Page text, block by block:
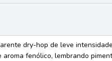
dry-hop de leve
fenólico, lembrando